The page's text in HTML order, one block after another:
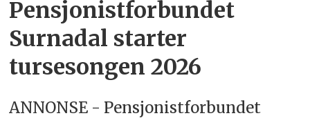
Pensjonistforbundet
Surnadal starter
tursesongen 2026
ANNONSE - Pensjonistforbundet